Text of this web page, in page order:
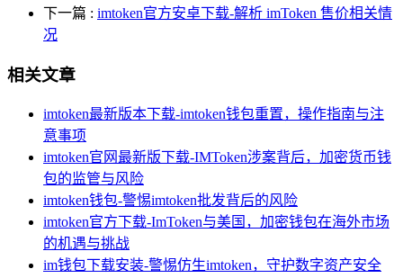
下一篇 : imtoken官方安卓下载-解析 imToken 售价相关情
况
相关文章
imtoken最新版本下载-imtoken钱包重置，操作指南与注
意事项
imtoken官网最新版下载-IMToken涉案背后，加密货币钱
包的监管与风险
imtoken钱包-警惕imtoken批发背后的风险
imtoken官方下载-ImToken与美国，加密钱包在海外市场
的机遇与挑战
im钱包下载安装-警惕仿生imtoken，守护数字资产安全